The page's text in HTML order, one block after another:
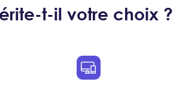
t-il votre choix ?